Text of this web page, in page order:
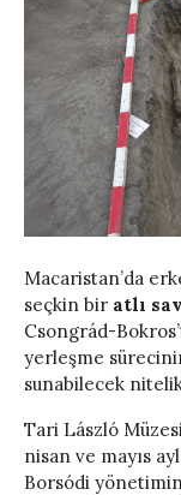
Macaristan’da
seçkin bir atlı
Csongrád-
yerleşme
sunabilecek
Tari László
nisan ve mayıs
Borsódi